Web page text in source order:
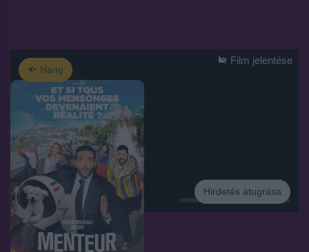
Hang
Hirdetés
Hirdetés átugrása
Film jelentése